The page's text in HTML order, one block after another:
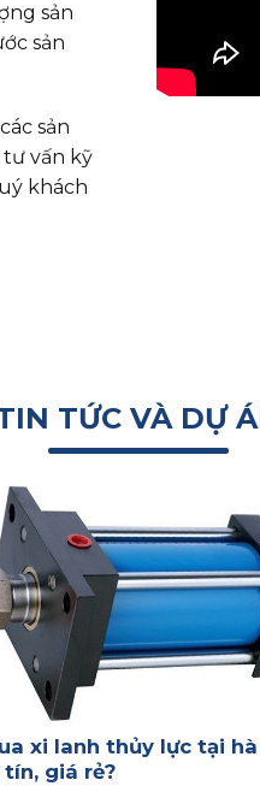
sản
sản
sản
vấn kỹ
khách
TỨC VÀ DỰ
xi lanh thủy lực tại
giá rẻ?